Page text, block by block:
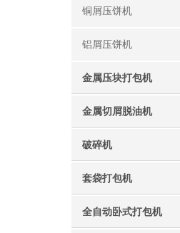
铜屑压饼机
铝屑压饼机
金属压块打包机
金属切屑脱油机
破碎机
套袋打包机
全自动卧式打包机